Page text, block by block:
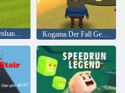
Kogama: Bienenhandwerk Kogama Der Fall Geisterhaus